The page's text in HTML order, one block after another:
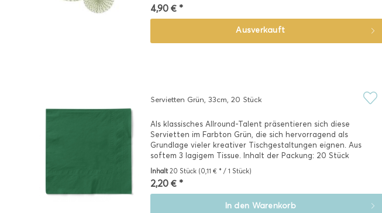
4,90 € *
Ausverkauft
Servietten Grün, 33cm, 20 Stück
Als klassisches Allround-Talent präsentieren sich diese
Servietten im Farbton Grün, die sich hervorragend als
Grundlage vieler kreativer Tischgestaltungen eignen. Aus
softem 3 lagigem Tissue. Inhalt der Packung: 20 Stück
Inhalt20 Stück (0,11 € * / 1 Stück)
2,20 € *
In den Warenkorb